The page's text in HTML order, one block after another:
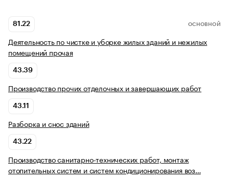
81.22 ОСНОВНОЙ
Деятельность по чистке и уборке жилых зданий и нежилых
помещений прочая
43.39
Производство прочих отделочных и завершающих работ
43.11
Разборка и снос зданий
43.22
Производство санитарно-технических работ, монтаж
отопительных систем и систем кондиционирования воз…